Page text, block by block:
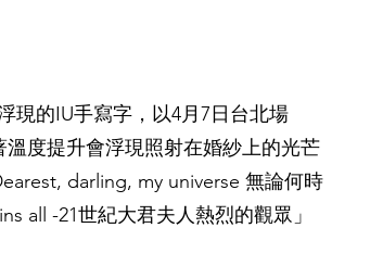
現的IU手寫字，以4月7日台北場
溫度提升會浮現照射在婚紗上的光芒
darling, my universe 無論何時
all -21世紀大君夫人熱烈的觀眾」